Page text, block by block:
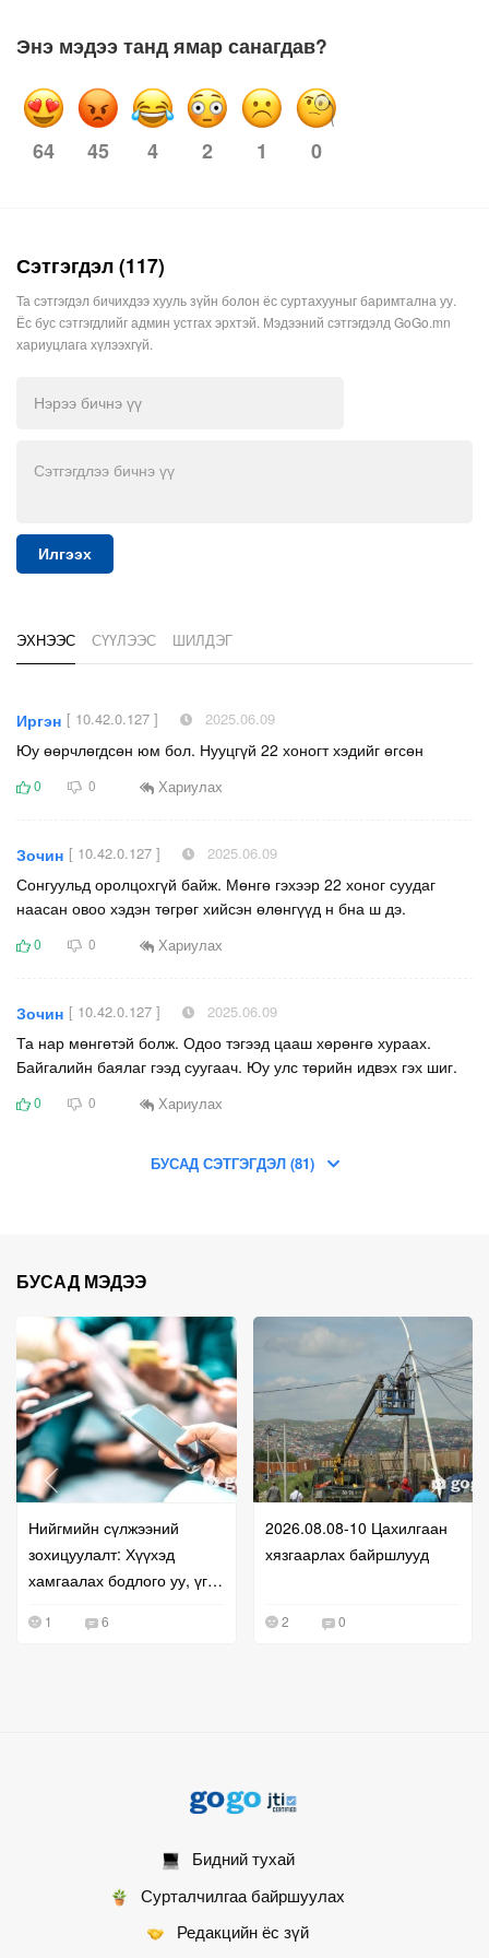
Энэ мэдээ танд ямар санагдав?
64 45 4 2 1 0
Сэтгэгдэл (117)
Та сэтгэгдэл бичихдээ хууль зүйн болон ёс суртахууныг баримтална уу.
Ёс бус сэтгэгдлийг админ устгах эрхтэй. Мэдээний сэтгэгдэлд GoGo.mn
хариуцлага хүлээхгүй.
Илгээх
ЭХНЭЭС СҮҮЛЭЭС ШИЛДЭГ
Иргэн [ 10.42.0.127 ] 2025.06.09
Юу өөрчлөгдсөн юм бол. Нууцгүй 22 хоногт хэдийг өгсөн
0 0 Хариулах
Зочин [ 10.42.0.127 ] 2025.06.09
Сонгуульд оролцохгүй байж. Мөнгө гэхээр 22 хоног суудаг
наасан овоо хэдэн төгрөг хийсэн өлөнгүүд н бна ш дэ.
0 0 Хариулах
Зочин [ 10.42.0.127 ] 2025.06.09
Та нар мөнгөтэй болж. Одоо тэгээд цааш хөрөнгө хураах.
Байгалийн баялаг гээд суугаач. Юу улс төрийн идвэх гэх шиг.
0 0 Хариулах
БУСАД СЭТГЭГДЭЛ (81)
БУСАД МЭДЭЭ
Нийгмийн сүлжээний
зохицуулалт: Хүүхэд
хамгаалах бодлого уу, үг
оролдлого уу?
1 6
2026.08.08-10 Цахилгаан
хязгаарлах байршлууд
2 0
Бидний тухай
Сурталчилгаа байршуулах
Редакцийн ёс зүй